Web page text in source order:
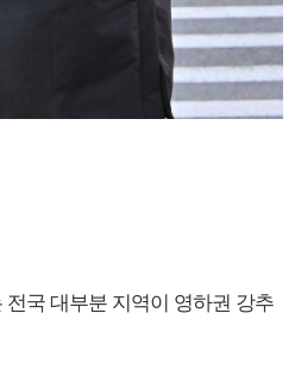
전국 대부분 지역이 영하권 강추